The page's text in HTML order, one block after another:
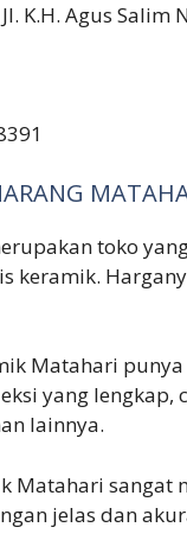
K.H. Agus
toko
keramik.
Matahari
yang
lainnya.
Matahari sangat
jelas dan